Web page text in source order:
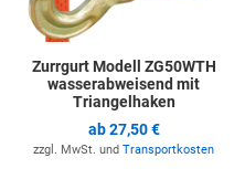
Zurrgurt Modell ZG50WTH
wasserabweisend mit
Triangelhaken
ab27,50 €
zzgl. MwSt. und Transportkosten